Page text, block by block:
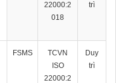
22000:2
018
trì
FSMS
TCVN
ISO
22000:2
Duy
trì